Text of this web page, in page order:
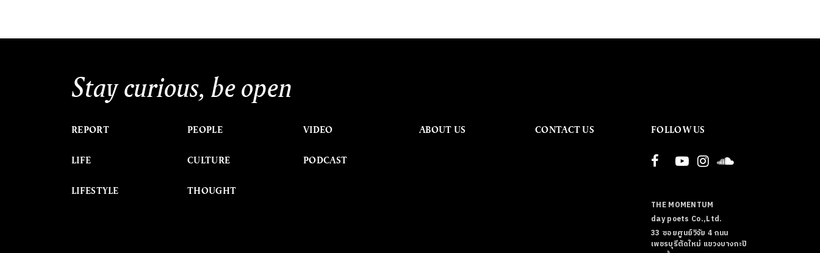
Stay curious, be open
REPORT
LIFE
LIFESTYLE
PEOPLE
CULTURE
THOUGHT
VIDEO
PODCAST
ABOUT US CONTACT US FOLLOW US
THE MOMENTUM
day poets Co.,Ltd.
33 ซอยศูนย์วิจัย 4 ถนน
เพชรบุรีตัดใหม่ แขวงบางกะปิ